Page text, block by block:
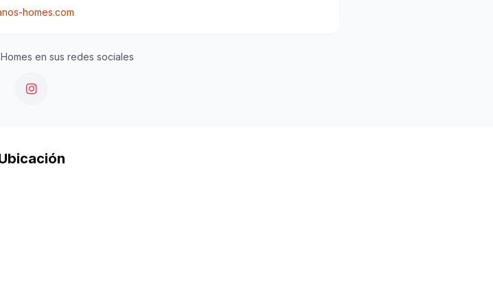
homes.com
en sus redes sociales